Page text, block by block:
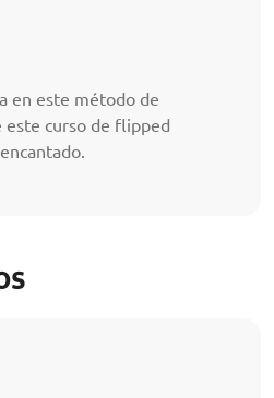
en este método de
este curso de flipped